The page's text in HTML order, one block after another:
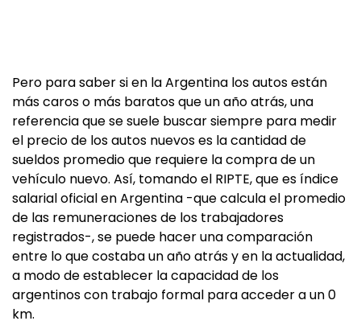
Pero para saber si en la Argentina los autos están
más caros o más baratos que un año atrás, una
referencia que se suele buscar siempre para medir
el precio de los autos nuevos es la cantidad de
sueldos promedio que requiere la compra de un
vehículo nuevo. Así, tomando el RIPTE, que es índice
salarial oficial en Argentina -que calcula el promedio
de las remuneraciones de los trabajadores
registrados-, se puede hacer una comparación
entre lo que costaba un año atrás y en la actualidad,
a modo de establecer la capacidad de los
argentinos con trabajo formal para acceder a un 0
km.